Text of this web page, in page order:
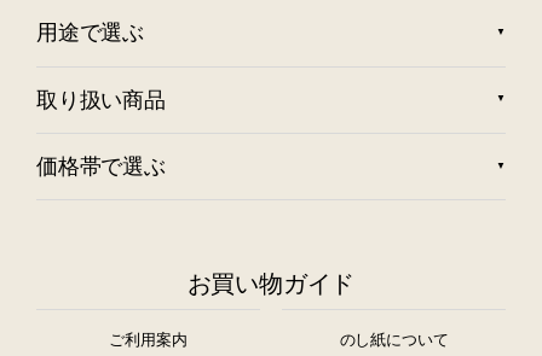
用途で選ぶ
取り扱い商品
価格帯で選ぶ
お買い物ガイド
ご利用案内 のし紙について